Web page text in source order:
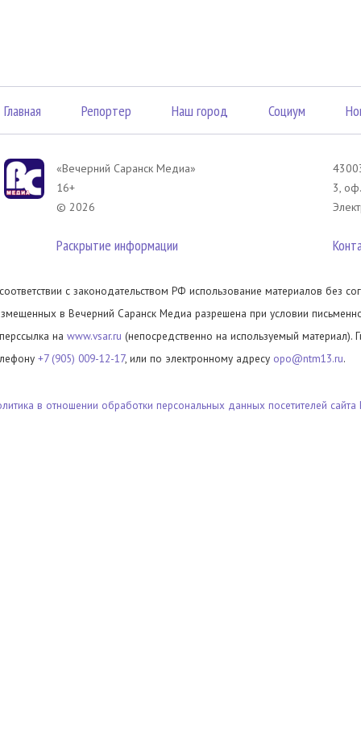
Главная Репортер Наш город Социум
«Вечерний Саранск Mедиа»
16+
© 2026
Раскрытие информации
3,
с законодательством РФ использование материалов без
в Вечерний Саранск Медиа разрешена при условии
на www.vsar.ru (непосредственно на используемый материал).
+7 (905) 009-12-17, или по электронному адресу opo@ntm13.ru.
в отношении обработки персональных данных посетителей